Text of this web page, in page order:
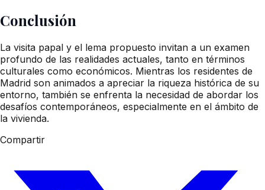
Conclusión
La visita papal y el lema propuesto invitan a un examen
profundo de las realidades actuales, tanto en términos
culturales como económicos. Mientras los residentes de
Madrid son animados a apreciar la riqueza histórica de su
entorno, también se enfrenta la necesidad de abordar los
desafíos contemporáneos, especialmente en el ámbito de
la vivienda.
Compartir